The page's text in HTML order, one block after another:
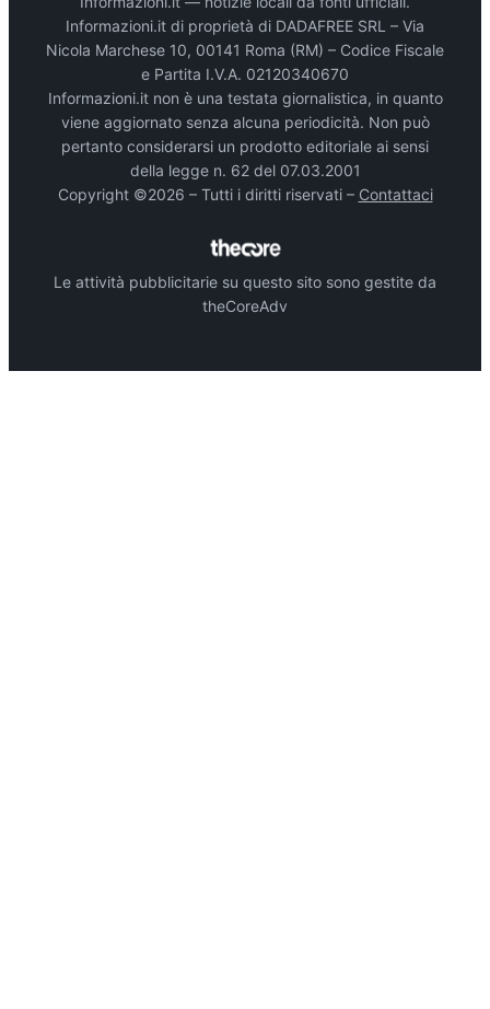
Informazioni.it di proprietà di DADAFREE SRL – Via
Nicola Marchese 10, 00141 Roma (RM) – Codice Fiscale
e Partita I.V.A. 02120340670
Informazioni.it non è una testata giornalistica, in quanto
viene aggiornato senza alcuna periodicità. Non può
pertanto considerarsi un prodotto editoriale ai sensi
della legge n. 62 del 07.03.2001
Copyright ©2026 – Tutti i diritti riservati – Contattaci
Le attività pubblicitarie su questo sito sono gestite da
theCoreAdv